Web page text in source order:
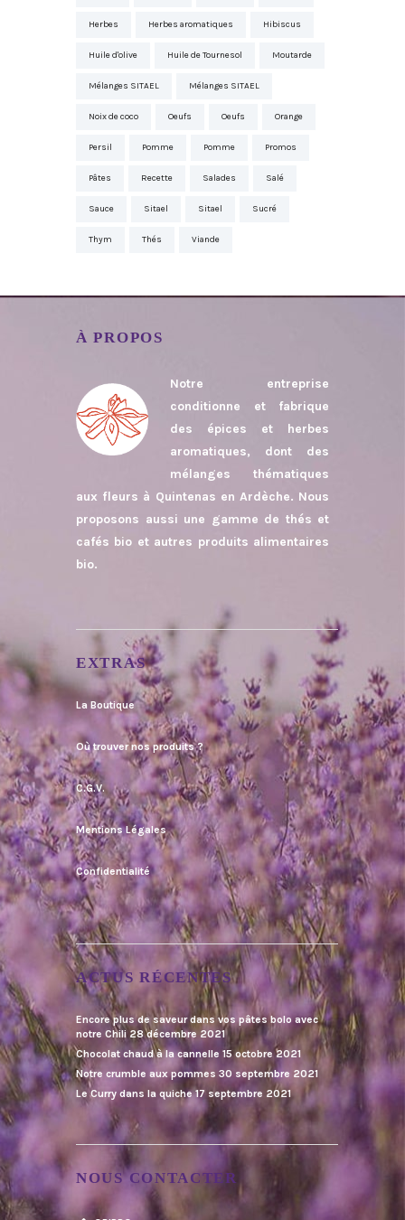
Herbes Herbes aromatiques Hibiscus
Huile d'olive Huile de Tournesol Moutarde
Mélanges SITAEL Mélanges SITAEL
Noix de coco Oeufs Oeufs Orange
Persil Pomme Pomme Promos
Pâtes Recette Salades Salé
Sauce Sitael Sitael Sucré
Thym Thés Viande
À PROPOS
Notre entreprise
conditionne et fabrique
des épices et herbes
aromatiques, dont des
mélanges thématiques
aux fleurs à Quintenas en Ardèche. Nous
proposons aussi une gamme de thés et
cafés bio et autres produits alimentaires
bio.
EXTRAS
La Boutique
Où trouver nos produits ?
C.G.V.
Mentions Légales
Confidentialité
ACTUS RÉCENTES
Encore plus de saveur dans vos pâtes bolo avec
notre Chili 28 décembre 2021
Chocolat chaud à la cannelle 15 octobre 2021
Notre crumble aux pommes 30 septembre 2021
Le Curry dans la quiche 17 septembre 2021
NOUS CONTACTER